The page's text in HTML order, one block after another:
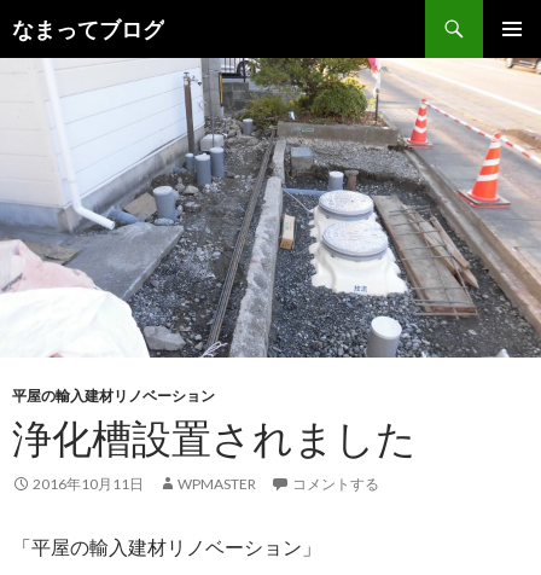
なまってブログ
索
メインメ
コ
ス
キ
ッ
プ
平屋の輸入建材リノベーション
浄化槽設置されました
2016年10月11日 WPMASTER コメントする
「平屋の輸入建材リノベーション」